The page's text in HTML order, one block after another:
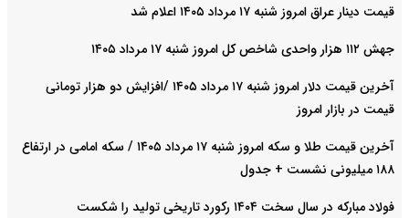
قیمت دینار عراق امروز شنبه ۱۷ مرداد ۱۴۰۵ اعلام شد
جهش ۱۱۲ هزار واحدی شاخص کل امروز شنبه ۱۷ مرداد ۱۴۰۵
آخرین قیمت دلار امروز شنبه ۱۷ مرداد ۱۴۰۵ /افزایش دو هزار تومانی
قیمت در بازار امروز
آخرین قیمت طلا و سکه امروز شنبه ۱۷ مرداد ۱۴۰۵ / سکه امامی در ارتفاع
۱۸۸ میلیونی نشست + جدول
فولاد مبارکه در سال سخت ۱۴۰۴ رکورد تاریخی تولید را شکست